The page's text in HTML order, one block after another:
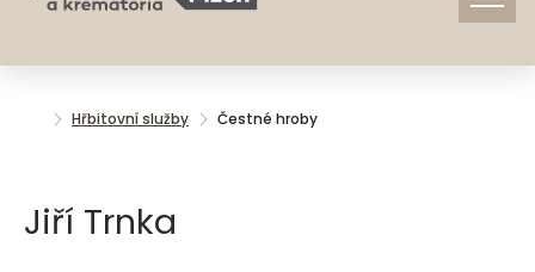
Hřbitovní služby Čestné hroby
Jiří Trnka